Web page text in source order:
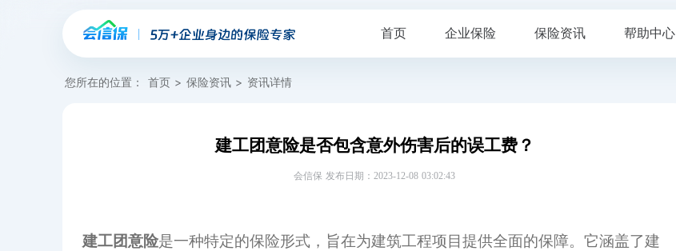
首页 企业保险 保险资讯 帮助中心
您所在的位置： 首页 > 保险资讯 > 资讯详情
建工团意险是否包含意外伤害后的误工费？
会信保 发布日期：2023-12-08 03:02:43
建工团意险是一种特定的保险形式，旨在为建筑工程项目提供全面的保障。它涵盖了建